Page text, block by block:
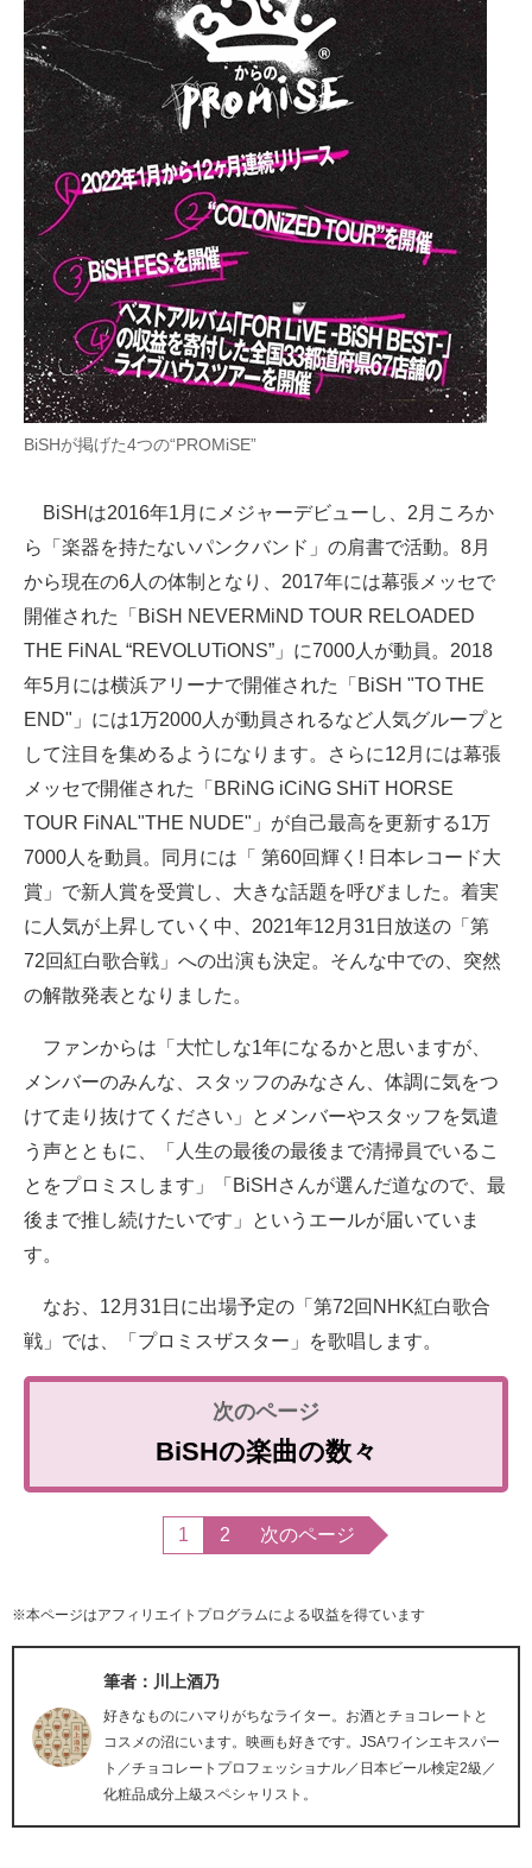
BiSHが掲げた4つの“PROMiSE”
BiSHは2016年1月にメジャーデビューし、2月ころか
ら「楽器を持たないパンクバンド」の肩書で活動。8月
から現在の6人の体制となり、2017年には幕張メッセで
開催された「BiSH NEVERMiND TOUR RELOADED
THE FiNAL “REVOLUTiONS”」に7000人が動員。2018
年5月には横浜アリーナで開催された「BiSH "TO THE
END"」には1万2000人が動員されるなど人気グループと
して注目を集めるようになります。さらに12月には幕張
メッセで開催された「BRiNG iCiNG SHiT HORSE
TOUR FiNAL"THE NUDE"」が自己最高を更新する1万
7000人を動員。同月には「 第60回輝く! 日本レコード大
賞」で新人賞を受賞し、大きな話題を呼びました。着実
に人気が上昇していく中、2021年12月31日放送の「第
72回紅白歌合戦」への出演も決定。そんな中での、突然
の解散発表となりました。
ファンからは「大忙しな1年になるかと思いますが、
メンバーのみんな、スタッフのみなさん、体調に気をつ
けて走り抜けてください」とメンバーやスタッフを気遣
う声とともに、「人生の最後の最後まで清掃員でいるこ
とをプロミスします」「BiSHさんが選んだ道なので、最
後まで推し続けたいです」というエールが届いていま
す。
なお、12月31日に出場予定の「第72回NHK紅白歌合
戦」では、「プロミスザスター」を歌唱します。
BiSHの楽曲の数々
1 2 次のページ
※本ページはアフィリエイトプログラムによる収益を得ています
筆者：川上酒乃
好きなものにハマりがちなライター。お酒とチョコレートと
コスメの沼にいます。映画も好きです。JSAワインエキスパー
ト／チョコレートプロフェッショナル／日本ビール検定2級／
化粧品成分上級スペシャリスト。